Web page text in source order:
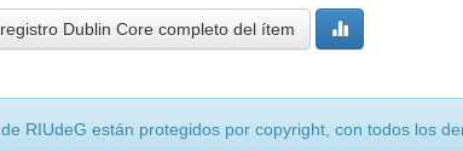
Dublin Core completo del ítem
RIUdeG están protegidos por copyright, con todos los